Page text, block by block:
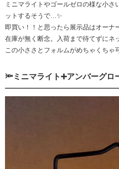
ミニマライトやゴールゼロの様な小さ
ットするそうで…✨
即買い！！と思ったら展示品はオーナ
在庫が無く断念。入荷まで待てずにネ
この小ささとフォルムがめちゃくちゃ
🔦ミニマライト➕アンバーグロ